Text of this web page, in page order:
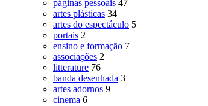
páginas pessoais 47
artes plásticas 34
artes do espectáculo 5
portais 2
ensino e formação 7
associações 2
litterature 76
banda desenhada 3
artes adornos 9
cinema 6